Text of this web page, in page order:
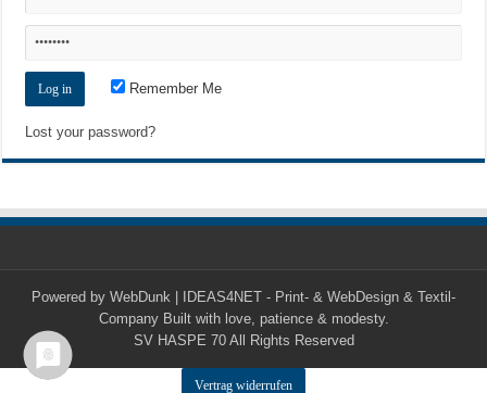
Remember Me
Lost your password?
Powered by WebDunk | IDEAS4NET - Print- & WebDesign & Textil-
CompanyBuilt with love, patience & modesty.
SV HASPE 70All Rights Reserved
Vertrag widerrufen